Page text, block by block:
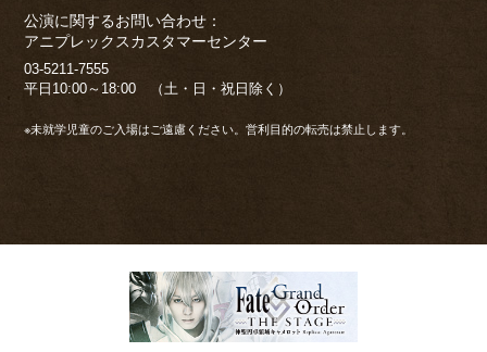
公演に関するお問い合わせ：
アニプレックスカスタマーセンター
03-5211-7555
平日10:00～18:00 （土・日・祝日除く）
※未就学児童のご入場はご遠慮ください。営利目的の転売は禁止します。